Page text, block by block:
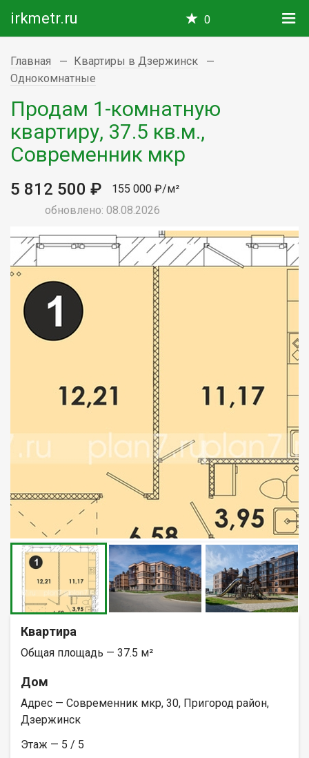
irkmetr.ru 0
Главная
Квартиры в Дзержинск
Однокомнатные
Продам 1-комнатную
квартиру, 37.5 кв.м.,
Современник мкр
5 812 500 ₽
155 000 ₽/м²
обновлено: 08.08.2026
Квартира
Общая площадь — 37.5 м²
Дом
Адрес — Современник мкр, 30, Пригород район,
Дзержинск
Этаж — 5 / 5